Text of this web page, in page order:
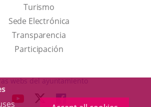
TurismoThis
link
will
open
a
up
Sede Electrónica
Transparencia
Participación
webs del ayuntamiento
LINK LINKLINK